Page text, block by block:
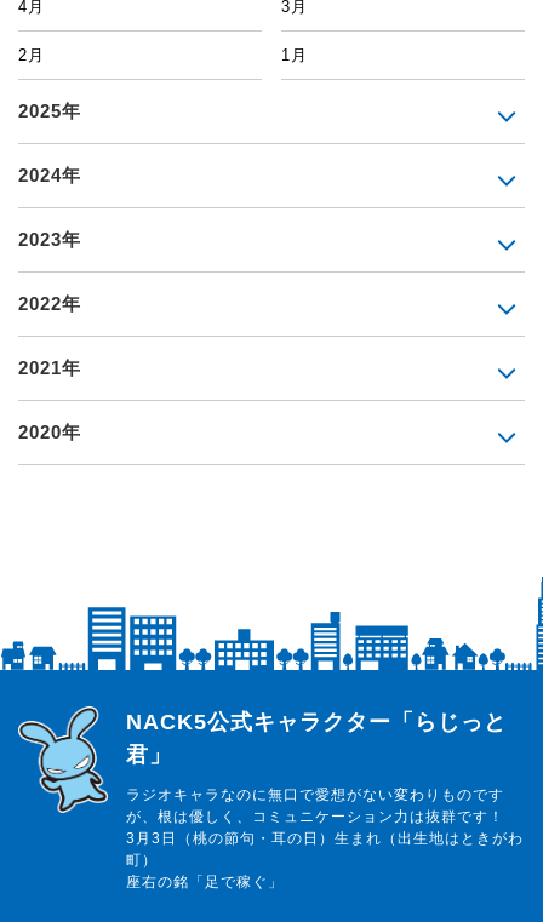
4月 3月
2月 1月
2025年
2024年
2023年
2022年
2021年
2020年
らじっと君
NACK5公式キャラクター「らじっと
君」
ラジオキャラなのに無口で愛想がない変わりものです
が、根は優しく、コミュニケーション力は抜群です！
3月3日（桃の節句・耳の日）生まれ（出生地はときがわ
町）
座右の銘「足で稼ぐ」